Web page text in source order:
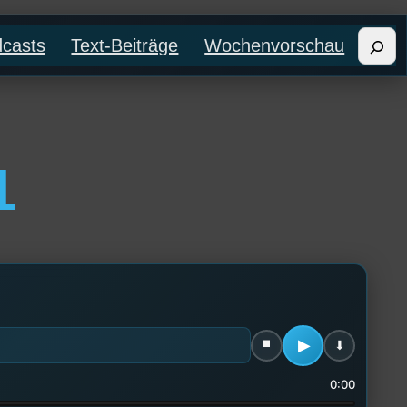
Text-Beiträge Wochenvorschau
0:00